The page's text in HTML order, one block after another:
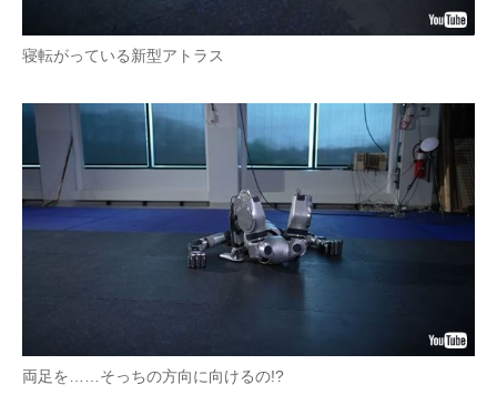
寝転がっている新型アトラス
両足を……そっちの方向に向けるの!?